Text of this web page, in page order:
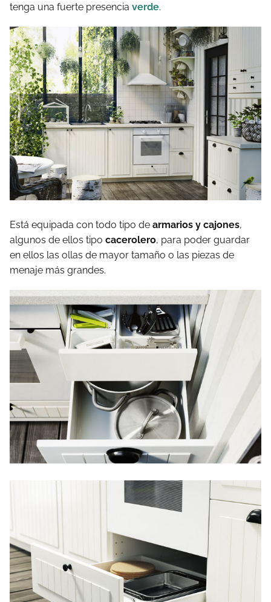
tenga una fuerte presencia verde.
Está equipada con todo tipo de armarios y cajones,
algunos de ellos tipo cacerolero, para poder guardar
en ellos las ollas de mayor tamaño o las piezas de
menaje más grandes.